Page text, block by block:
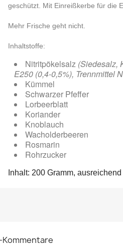
geschützt. Mit Einreißkerbe für die
Mehr Frische geht nicht.
Inhaltstoffe:
Nitritpökelsalz (Siedesalz,
E250 (0,4-0,5%), Trennmittel
Kümmel
Schwarzer Pfeffer
Lorbeerblatt
Koriander
Knoblauch
Wacholderbeeren
Rosmarin
Rohrzucker
Inhalt: 200 Gramm,